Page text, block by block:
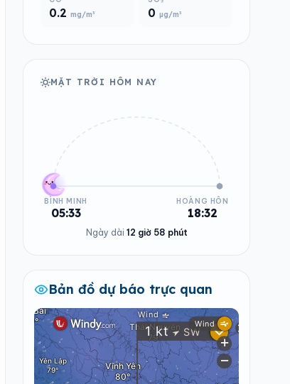
0.2 mg/m³ 0 µg/m³
MẶT TRỜI HÔM NAY
BÌNH MINH
05:33
HOÀNG HÔN
18:32
Ngày dài 12 giờ 58 phút
Bản đồ dự báo trực quan